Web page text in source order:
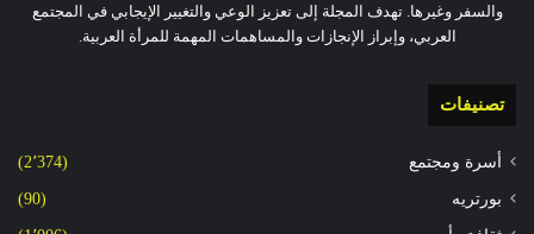
والسفر وغيرها. تهدف المجلة إلى تعزيز الوعي والتغيير الإيجابي في المجتمع
العربي، وإبراز الإنجازات والمساهمات المهمة للمرأة العربية.
تصنيفات
أسرة ومجتمع (2٬374)
بورتريه (90)